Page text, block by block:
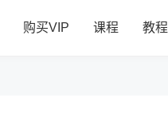
购买VIP 课程 教程